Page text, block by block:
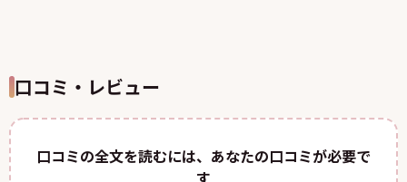
口コミ・レビュー
口コミの全文を読むには、あなたの口コミが必要で
す